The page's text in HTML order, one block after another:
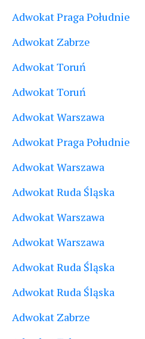
Adwokat Praga Południe
Adwokat Zabrze
Adwokat Toruń
Adwokat Toruń
Adwokat Warszawa
Adwokat Praga Południe
Adwokat Warszawa
Adwokat Ruda Śląska
Adwokat Warszawa
Adwokat Warszawa
Adwokat Ruda Śląska
Adwokat Ruda Śląska
Adwokat Zabrze